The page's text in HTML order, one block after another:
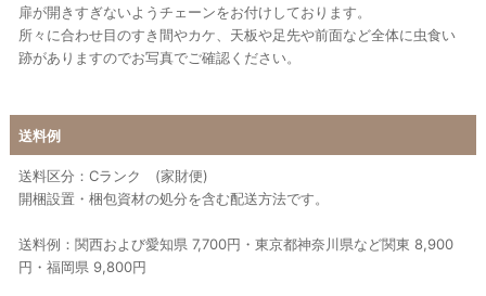
扉が開きすぎないようチェーンをお付けしております。
所々に合わせ目のすき間やカケ、天板や足先や前面など全体に虫食い
跡がありますのでお写真でご確認ください。
送料例
送料区分：Cランク (家財便)
開梱設置・梱包資材の処分を含む配送方法です。
送料例：関西および愛知県 7,700円・東京都神奈川県など関東 8,900
円・福岡県 9,800円